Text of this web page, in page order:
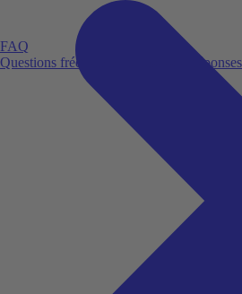
FAQ
Questions fréquemment posées et réponses